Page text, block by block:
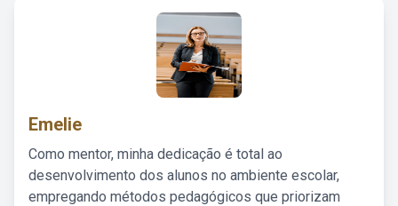
Emelie
Como mentor, minha dedicação é total ao
desenvolvimento dos alunos no ambiente escolar,
empregando métodos pedagógicos que priorizam